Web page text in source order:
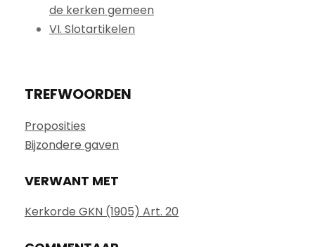
de kerken gemeen
VI. Slotartikelen
TREFWOORDEN
Proposities
Bijzondere gaven
VERWANT MET
Kerkorde GKN (1905) Art. 20